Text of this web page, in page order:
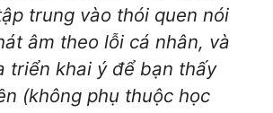
trung vào thói quen nói
âm theo lỗi cá nhân, và
triển khai ý để bạn thấy
(không phụ thuộc học